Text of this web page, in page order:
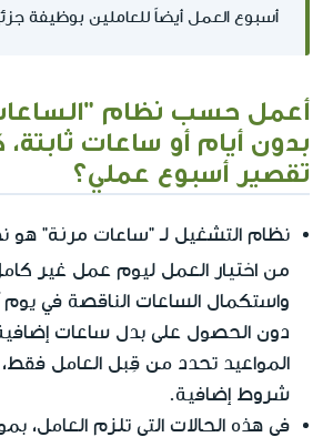
أسبوع العمل أيضاً للعاملين بوظيفة
أعمل حسب نظام
بدون أيام أو ساعات
تقصير أسبوع عملي؟
نظام التشغيل لـ "ساعات مرنة" هو
من اختيار العمل ليوم عمل غير
واستكمال الساعات الناقصة في
دون الحصول على بدل ساعات
المواعيد تحدد من قِبل العامل
شروط إضافية.
في هذه الحالات التي تلزم العامل،